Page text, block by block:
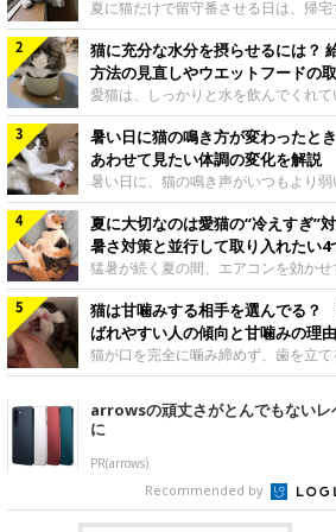
夏に猫だけで留守番させる日は、帰宅
まで部屋が暑くなりすぎないか、水は
るかと気になる飼い主さんもいるでし
う。家の中なら安全と思っていても、
は室温が急に上がることがあります。
中の暑さから猫を守るために準備した
とや、帰宅後に見たいサインなどにつ
て、ねこのきもち獣医師相談室の岡本
先生に伺いました。 留守中は室温が
上がることがあるねこのきもち投稿写
ャラリー夏の日中は、エアコンが切れ
室温が急に上昇する場合があります。
自分で涼しい場所を探すのが得意です
部屋全体が暑くなれ
猫に充分な水分を摂らせるには？
方法の見直しやウエットフードの
入れ方を解説
愛猫は、しっかりと水を飲んでくれて
すか？ 夏場はエアコンで室内が涼し
ともあり、猫があまり水を飲まないこ
も。積極的に水分を摂らせるためには
水方法を見直したり、フードから水分
らせたりする方法があります。今回は
師の重本仁先生に、猫に水分を摂らせ
めにできるためできる工夫を教えてい
きました。ボウルの高さを愛猫の好み
このきもち投稿写真ギャラリー水飲み
ルの高さは、猫が飲むときに頭が胃よ
にならないように設定すると飲みやす
しょう。首を深く折り曲げずに済むた
関節や食道への負
暑い日に猫の鳴き方が変わったとき
あわせて見たい体調の変化を解説
暑い日に、猫の鳴き声がいつもより弱
かすれる、しつこく鳴くなど、ふだん
って聞こえることがあります。 そん
き、あわせてどのような様子を確認し
よいのでしょうか。暑い日に猫の鳴き
変わるときの見方や注意したい体調の
などについて、ねこのきもち獣医師相
の山口みき先生に伺いました。 鳴き方
変化だけで判断せず、全身の様子も確
てねこのきもち投稿写真ギャラリー猫
ように見えることがあります。 ただ
き声だけで原因を決めるのは難しく、
や環境の変化を
夏に大切なのは愛猫の“冷えすぎ”
暑さ対策と並行して取り入れたい4
工夫
猛暑が続く夏の間、エアコンを効かせ
内を冷やしますよね。しかし、人にと
は快適な温度でも、猫にとっては温度
すぎることも。暑さ対策と並行して、
すぎ対策もしっかりと行うことが大切
す。今回は獣医師の重本仁先生に、猫
えすぎを防ぐ4つの対策を教えていただ
ました。（1） 冷房の効いていない部
行き来できるようにするねこのきもち
写真ギャラリー猫が寒いと感じたとき
冷気から逃れる「逃げ場」を用意して
ましょう。冷房の効いていない部屋や
へも自由に行き来できるように、ドア
猫は甘噛みする相手を選んでる？
ばれやすい人の傾向と甘噛みの理由
猫が口を完全に噛み締めず、歯を立て
度に噛む“甘噛み”。遊びやスキンシッ
ときに繰り出すことがありますが、同
族でも噛まれる頻度に違いがあると
ことも。ねこのきもちWEB MAGAZINE
は、飼い主さんたちにアンケートを実施
し、愛猫が甘噛みする相手を選んでい
感じる状況を教えてもらいました。ま
ねこのきもち獣医師相談室の原駿太朗
arrowsの頑丈さがとんでもないレ
に
PR(arrows)
Recommended by